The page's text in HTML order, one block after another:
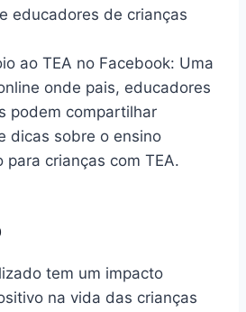
educadores de crianças
ao TEA no Facebook: Uma
onde pais, educadores
podem compartilhar
dicas sobre o ensino
para crianças com TEA.
tem um impacto
na vida das crianças